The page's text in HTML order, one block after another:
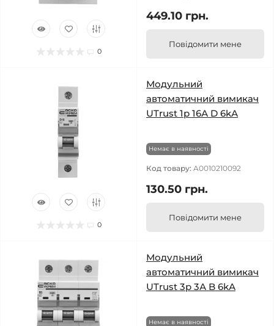
0
449.10 грн.
Повідомити мене
0
Модульний
автоматичний вимикач
UTrust 1р 16А D 6kА
Немає в наявності
Код товару: A0010210092
130.50 грн.
Повідомити мене
Модульний
автоматичний вимикач
UTrust 3р 3А B 6kА
Немає в наявності